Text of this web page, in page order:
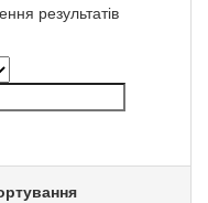
результатів